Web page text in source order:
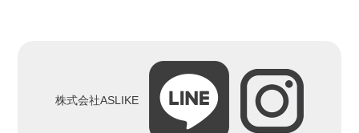
株式会社ASLIKE